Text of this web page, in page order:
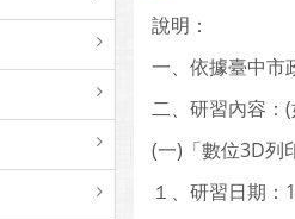
說明：
一、依據臺中市
二、研習內容：
(一)「數位3D列
１、研習日期：